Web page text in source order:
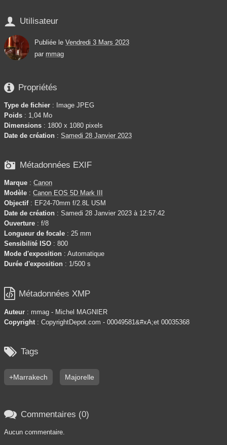
 Utilisateur
Publiée le Vendredi 3 Mars 2023
par mmag
 Propriétés
Type de fichier : Image JPEG
Poids : 1,04 Mo
Dimensions : 1800 x 1080 pixels
Date de création : Samedi 28 Janvier 2023
 Métadonnées EXIF
Marque : Canon
Modèle : Canon EOS 5D Mark III
Objectif: EF24-70mm f/2.8L USM
Date de création : Samedi 28 Janvier 2023 à 12:57:42
Ouverture : f/8
Longueur de focale : 25 mm
Sensibilité ISO : 800
Mode d'exposition : Automatique
Durée d'exposition : 1/500 s
 Métadonnées XMP
Auteur : mmag - Michel MAGNIER
Copyright : CopyrightDepot.com - 00049581&#xA;et 00035368
 Tags
+Marrakech Majorelle
 Commentaires (0)
Aucun commentaire.